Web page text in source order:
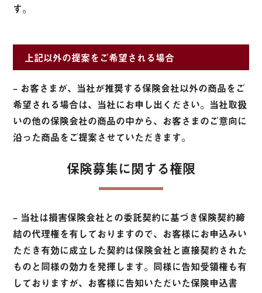
す。
上記以外の提案をご希望される場合
– お客さまが、当社が推奨する保険会社以外の商品をご
希望される場合は、当社にお申し出ください。当社取扱
いの他の保険会社の商品の中から、お客さまのご意向に
沿った商品をご提案させていただきます。
保険募集に関する権限
– 当社は損害保険会社との委託契約に基づき保険契約締
結の代理権を有しておりますので、お客様にお申込みい
ただき有効に成立した契約は保険会社と直接契約された
ものと同様の効力を発揮します。同様に告知受領権も有
しておりますが、お客様に告知いただいた保険申込書